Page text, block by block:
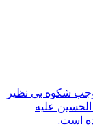
شکوه بی نظیر
علیه
است.